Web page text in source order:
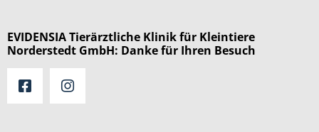
EVIDENSIA Tierärztliche Klinik für Kleintiere
Norderstedt GmbH: Danke für Ihren Besuch